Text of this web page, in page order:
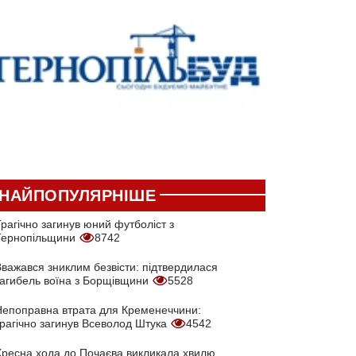
загинув юний футболіст з
8742
зниклим безвісти: підтвердилася
воїна з Борщівщини
5528
втрата для Кременеччини:
загинув Всеволод Штука
4542
хода до Почаєва викликала хвилю